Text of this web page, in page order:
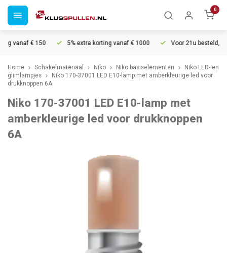
0
vanaf € 150 5% extra korting vanaf € 1000 Voor 21u besteld,
Home Schakelmateriaal Niko Niko basiselementen
Niko LED- en
glimlampjes
Niko 170-37001 LED E10-lamp met amberkleurige led voor
drukknoppen 6A
Niko 170-37001 LED E10-lamp met
amberkleurige led voor drukknoppen
6A